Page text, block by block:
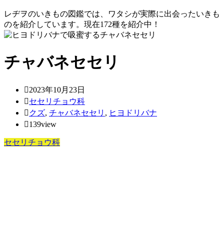
レヂヲのいきもの図鑑では、ワタシが実際に出会ったいきも
のを紹介しています。現在172種を紹介中！
チャバネセセリ
2023年10月23日
セセリチョウ科
クズ, チャバネセセリ , ヒヨドリバナ
139view
セセリチョウ科